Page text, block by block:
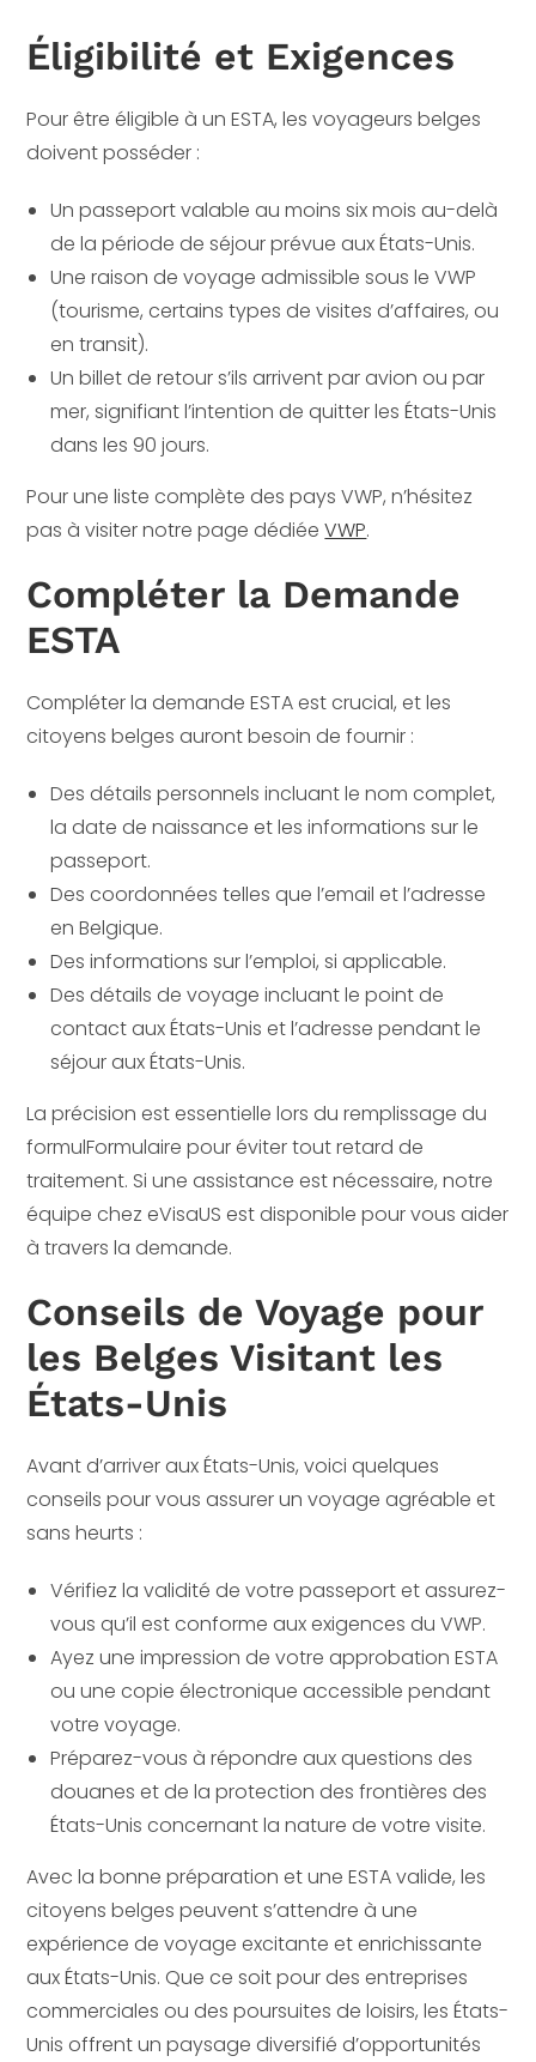
Éligibilité et Exigences
Pour être éligible à un ESTA, les voyageurs belges
doivent posséder :
Un passeport valable au moins six mois au-delà
de la période de séjour prévue aux États-Unis.
Une raison de voyage admissible sous le VWP
(tourisme, certains types de visites d’affaires, ou
en transit).
Un billet de retour s’ils arrivent par avion ou par
mer, signifiant l’intention de quitter les États-Unis
dans les 90 jours.
Pour une liste complète des pays VWP, n’hésitez
pas à visiter notre page dédiéeVWP.
Compléter la Demande
ESTA
Compléter la demande ESTA est crucial, et les
citoyens belges auront besoin de fournir :
Des détails personnels incluant le nom complet,
la date de naissance et les informations sur le
passeport.
Des coordonnées telles que l’email et l’adresse
en Belgique.
Des informations sur l’emploi, si applicable.
Des détails de voyage incluant le point de
contact aux États-Unis et l’adresse pendant le
séjour aux États-Unis.
La précision est essentielle lors du remplissage du
formulFormulaire pour éviter tout retard de
traitement. Si une assistance est nécessaire, notre
équipe chez eVisaUS est disponible pour vous aider
à travers la demande.
Conseils de Voyage pour
les Belges Visitant les
États-Unis
Avant d’arriver aux États-Unis, voici quelques
conseils pour vous assurer un voyage agréable et
sans heurts :
Vérifiez la validité de votre passeport et assurez-
vous qu’il est conforme aux exigences du VWP.
Ayez une impression de votre approbation ESTA
ou une copie électronique accessible pendant
votre voyage.
Préparez-vous à répondre aux questions des
douanes et de la protection des frontières des
États-Unis concernant la nature de votre visite.
Avec la bonne préparation et une ESTA valide, les
citoyens belges peuvent s’attendre à une
expérience de voyage excitante et enrichissante
aux États-Unis. Que ce soit pour des entreprises
commerciales ou des poursuites de loisirs, les États-
Unis offrent un paysage diversifié d’opportunités